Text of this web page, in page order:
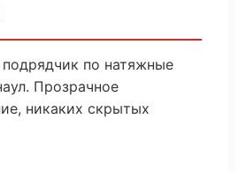
по натяжные
Прозрачное
никаких скрытых